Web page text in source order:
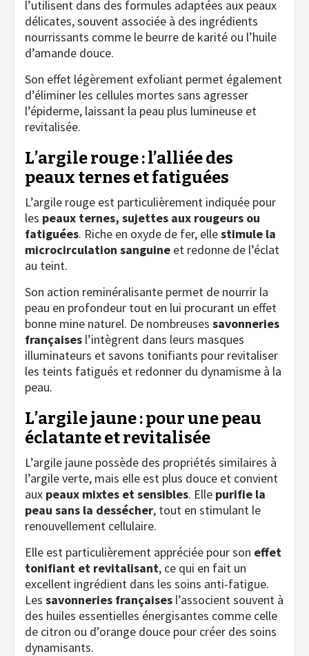
l’utilisent dans des formules adaptées aux peaux
délicates, souvent associée à des ingrédients
nourrissants comme le beurre de karité ou l’huile
d’amande douce.
Son effet légèrement exfoliant permet également
d’éliminer les cellules mortes sans agresser
l’épiderme, laissant la peau plus lumineuse et
revitalisée.
L’argile rouge : l’alliée des
peaux ternes et fatiguées
L’argile rouge est particulièrement indiquée pour
les peaux ternes, sujettes aux rougeurs ou
fatiguées. Riche en oxyde de fer, ellestimule la
microcirculation sanguine et redonne de l’éclat
au teint.
Son action reminéralisante permet de nourrir la
peau en profondeur tout en lui procurant un effet
bonne mine naturel. De nombreuses savonneries
françaises l’intègrent dans leurs masques
illuminateurs et savons tonifiants pour revitaliser
les teints fatigués et redonner du dynamisme à la
peau.
L’argile jaune : pour une peau
éclatante et revitalisée
L’argile jaune possède des propriétés similaires à
l’argile verte, mais elle est plus douce et convient
aux peaux mixtes et sensibles. Elle purifie la
peau sans la dessécher, tout en stimulant le
renouvellement cellulaire.
Elle est particulièrement appréciée pour son effet
tonifiant et revitalisant, ce qui en fait un
excellent ingrédient dans les soins anti-fatigue.
Les savonneries françaises l’associent souvent à
des huiles essentielles énergisantes comme celle
de citron ou d’orange douce pour créer des soins
dynamisants.